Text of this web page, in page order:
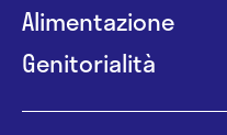
Alimentazione
Genitorialità